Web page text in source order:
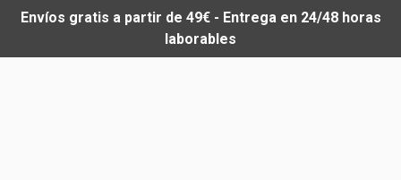
Envíos gratis a partir de 49€ - Entrega en 24/48 horas
laborables